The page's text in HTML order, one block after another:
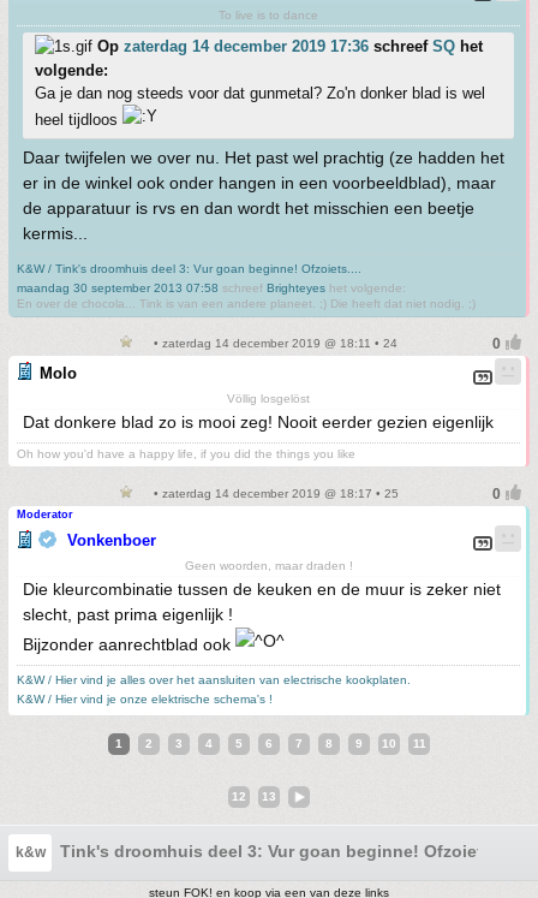
To live is to dance
Op zaterdag 14 december 2019 17:36 schreef SQ het
volgende:
Ga je dan nog steeds voor dat gunmetal? Zo'n donker blad is wel
heel tijdloos
Daar twijfelen we over nu. Het past wel prachtig (ze hadden het
er in de winkel ook onder hangen in een voorbeeldblad), maar
de apparatuur is rvs en dan wordt het misschien een beetje
kermis...
K&W / Tink's droomhuis deel 3: Vur goan beginne! Ofzoiets....
maandag 30 september 2013 07:58 schreef Brighteyes het volgende:
En over de chocola... Tink is van een andere planeet. ;) Die heeft dat niet nodig. ;)
• zaterdag 14 december 2019 @ 18:11 • 24
Molo
Völlig losgelöst
Dat donkere blad zo is mooi zeg! Nooit eerder gezien eigenlijk
Oh how you'd have a happy life, if you did the things you like
• zaterdag 14 december 2019 @ 18:17 • 25
Moderator
Vonkenboer
Geen woorden, maar draden !
Die kleurcombinatie tussen de keuken en de muur is zeker niet
slecht, past prima eigenlijk !
Bijzonder aanrechtblad ook
K&W / Hier vind je alles over het aansluiten van electrische kookplaten.
K&W / Hier vind je onze elektrische schema's !
1 2 3 4 5 6 7 8 9 10 11
12 13
k&w Tink's droomhuis deel 3: Vur goan beginne! Ofzoiets....
steun FOK! en koop via een van deze links